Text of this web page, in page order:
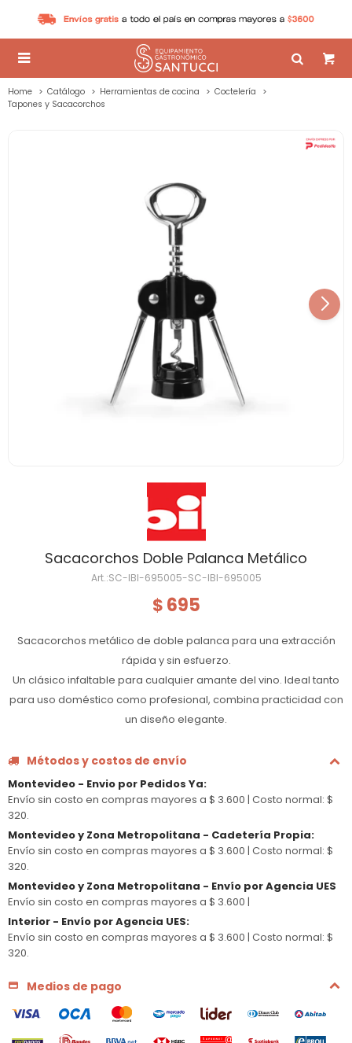

Home Catálogo Herramientas de cocina
Coctelería
Tapones y Sacacorchos
Sacacorchos Doble Palanca Metálico
SC-IBI-695005-SC-IBI-695005
$ 695
Sacacorchos metálico de doble palanca para una extracción
rápida y sin esfuerzo.
Un clásico infaltable para cualquier amante del vino. Ideal tanto
para uso doméstico como profesional, combina practicidad con
un diseño elegante.
Métodos y costos de envío
Montevideo - Envio por Pedidos Ya:
Envío sin costo en compras mayores a $ 3.600 | Costo normal: $
320.
Montevideo y Zona Metropolitana - Cadetería Propia:
Envío sin costo en compras mayores a $ 3.600 | Costo normal: $
320.
Montevideo y Zona Metropolitana - Envío por Agencia UES
Envío sin costo en compras mayores a $ 3.600 |
Interior - Envío por Agencia UES:
Envío sin costo en compras mayores a $ 3.600 | Costo normal: $
320.
Medios de pago